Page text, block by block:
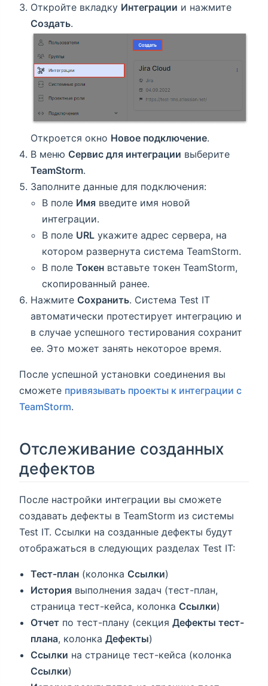
Откройте вкладку Интеграции и нажмите
Создать.
Откроется окно Новое подключение.
В меню Сервис для интеграции выберите
TeamStorm.
Заполните данные для подключения:
В поле Имя введите имя новой
интеграции.
В поле URL укажите адрес сервера, на
котором развернута система TeamStorm.
В полеТокен вставьте токен TeamStorm,
скопированный ранее.
Нажмите Сохранить. Система Test IT
автоматически протестирует интеграцию и
в случае успешного тестирования сохранит
ее. Это может занять некоторое время.
После успешной установки соединения вы
сможете привязывать проекты к интеграции с
TeamStorm.
Отслеживание созданных
дефектов
После настройки интеграции вы сможете
создавать дефекты в TeamStorm из системы
Test IT. Ссылки на созданные дефекты будут
отображаться в следующих разделах Test IT:
Тест-план (колонка Ссылки)
История выполнения задач (тест-план,
страница тест-кейса, колонка Ссылки)
Отчет по тест-плану (секцияДефекты тест-
плана, колонкаДефекты)
Ссылки на странице тест-кейса (колонка
Ссылки)